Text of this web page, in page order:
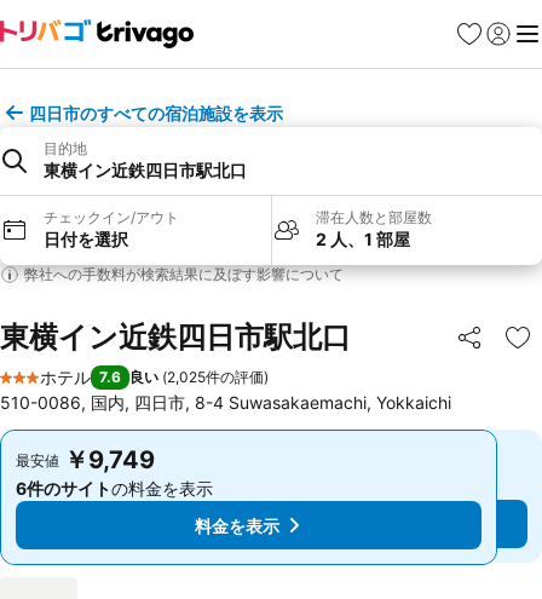
お気に入り
ログイ
メ
四日市のすべての宿泊施設を表示
目的地
東横イン近鉄四日市駅北口
チェックイン/アウト
日付を選択
滞在人数と部屋数
2 人、1 部屋
弊社への手数料が検索結果に及ぼす影響について
東横イン近鉄四日市駅北口 シェア
お
3 ホテルのランク
ホテル 7.6 良い (2,025件の評価)
510-0086, 国内, 四日市, 8-4 Suwasakaemachi, Yokkaichi
最安値 ￥9,749
6件のサイトの料金を表示
料金を表示
最安値 ￥9,749
6件のサイトの料金を表示
料金を表示